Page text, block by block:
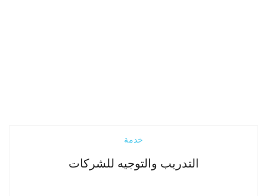
إقرأ المزيد
خدمة
التدريب والتوجيه للشركات